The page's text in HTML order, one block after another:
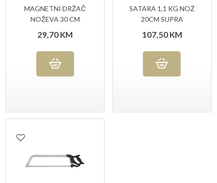
MAGNETNI DRŽAČ
NOŽEVA 30 CM
29,70KM
SATARA 1,1 KG NOŽ
20CM SUPRA
107,50KM